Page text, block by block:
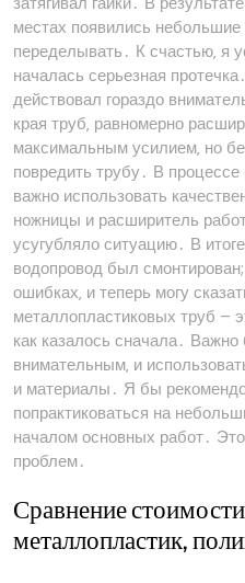
местах появились
переделывать․ К счастью‚ я
началась серьезная
действовал гораздо
края труб‚ равномерно
максимальным усилием‚ но
повредить трубу․ В
важно использовать
ножницы и расширитель
усугубляло ситуацию․ В
водопровод был
ошибках‚ и теперь могу
металлопластиковых труб –
как казалось сначала․
внимательным‚ и
и материалы․ Я бы
попрактиковаться на
началом основных работ․
проблем․
Сравнение
металлопластик‚